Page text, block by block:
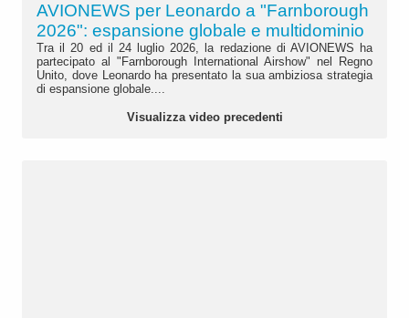
AVIONEWS per Leonardo a "Farnborough
2026": espansione globale e multidominio
Tra il 20 ed il 24 luglio 2026, la redazione di AVIONEWS ha
partecipato al "Farnborough International Airshow" nel Regno
Unito, dove Leonardo ha presentato la sua ambiziosa strategia
di espansione globale....
Visualizza video precedenti